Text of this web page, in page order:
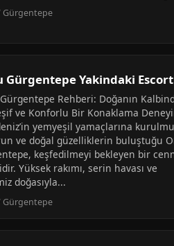
Gürgentepe
Gürgentepe Yakindaki Escort
Rehberi: Doğanın
ve Konforlu Bir Konaklama
yemyeşil yamaçlarına
ve doğal güzelliklerin buluştuğu
keşfedilmeyi bekleyen bir
Yüksek rakımı, serin havası ve
doğasıyla...
Gürgentepe